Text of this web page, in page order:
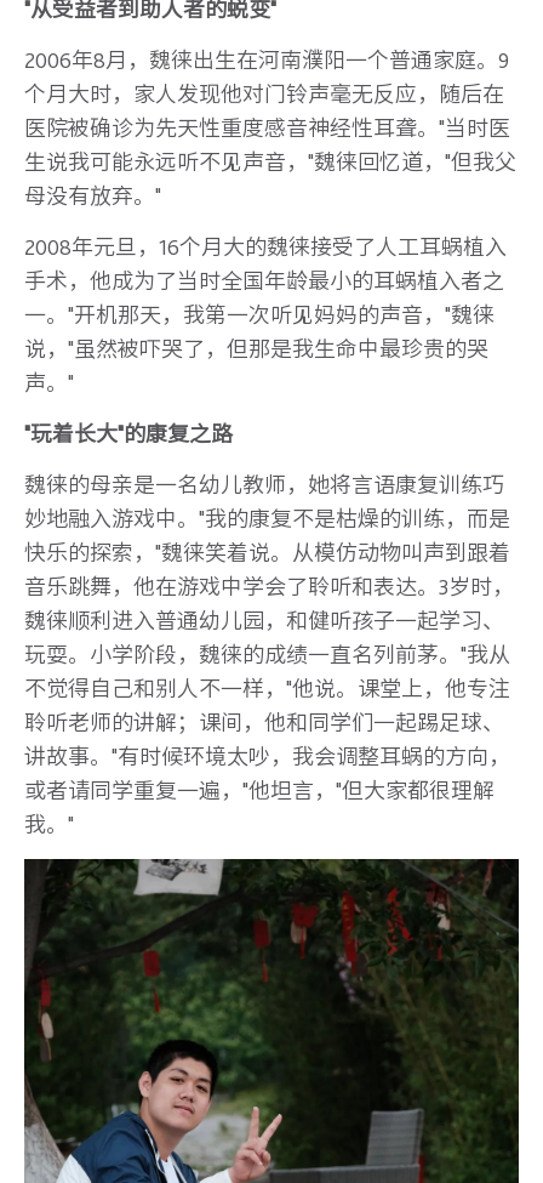
"从受益者到助人者的蜕变"
2006年8月，魏徕出生在河南濮阳一个普通家庭。9
个月大时，家人发现他对门铃声毫无反应，随后在
医院被确诊为先天性重度感音神经性耳聋。"当时医
生说我可能永远听不见声音，"魏徕回忆道，"但我父
母没有放弃。"
2008年元旦，16个月大的魏徕接受了人工耳蜗植入
手术，他成为了当时全国年龄最小的耳蜗植入者之
一。"开机那天，我第一次听见妈妈的声音，"魏徕
说，"虽然被吓哭了，但那是我生命中最珍贵的哭
声。"
"玩着长大"的康复之路
魏徕的母亲是一名幼儿教师，她将言语康复训练巧
妙地融入游戏中。"我的康复不是枯燥的训练，而是
快乐的探索，"魏徕笑着说。从模仿动物叫声到跟着
音乐跳舞，他在游戏中学会了聆听和表达。3岁时，
魏徕顺利进入普通幼儿园，和健听孩子一起学习、
玩耍。小学阶段，魏徕的成绩一直名列前茅。"我从
不觉得自己和别人不一样，"他说。课堂上，他专注
聆听老师的讲解；课间，他和同学们一起踢足球、
讲故事。"有时候环境太吵，我会调整耳蜗的方向，
或者请同学重复一遍，"他坦言，"但大家都很理解
我。"